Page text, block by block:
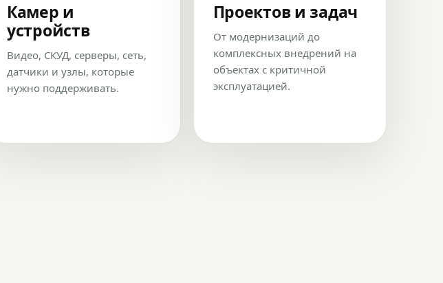
Камер и
устройств
Видео, СКУД, серверы, сеть,
датчики и узлы, которые
нужно поддерживать.
Проектов и задач
От модернизаций до
комплексных внедрений на
объектах с критичной
эксплуатацией.